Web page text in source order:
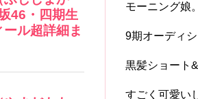
モーニング娘
9期オーディ
黒髪ショート
すごく可愛い